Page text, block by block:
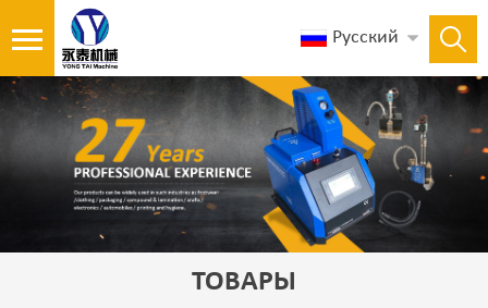
Русский
ТОВАРЫ